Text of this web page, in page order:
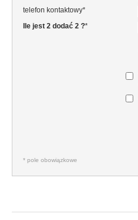
telefon kontaktowy*
Ile jest 2 dodać 2 ?*
* pole obowiązkowe